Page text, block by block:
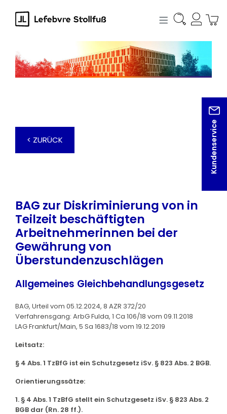
springen
Kundenservice
< ZURÜCK
BAG zur Diskriminierung von in
Teilzeit beschäftigten
Arbeitnehmerinnen bei der
Gewährung von
Überstundenzuschlägen
Allgemeines Gleichbehandlungsgesetz
BAG, Urteil vom 05.12.2024, 8 AZR 372/20
Verfahrensgang: ArbG Fulda, 1 Ca 106/18 vom 09.11.2018
LAG Frankfurt/Main, 5 Sa 1683/18 vom 19.12.2019
Leitsatz:
§ 4 Abs. 1 TzBfG ist ein Schutzgesetz iSv. § 823 Abs. 2 BGB.
Orientierungssätze:
1. § 4 Abs. 1 TzBfG stellt ein Schutzgesetz iSv. § 823 Abs. 2
BGB dar (Rn. 28 ff.).